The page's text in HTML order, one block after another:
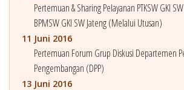
Pertemuan & Sharing Pelayanan PTKSW GKI
BPMSW GKI SW Jateng (Melalui Utusan)
11 Juni 2016
Pertemuan Forum Grup Diskusi Departemen
Pengembangan (DPP)
13 Juni 2016